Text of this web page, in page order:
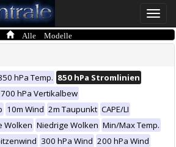
Toggle
Alle Modelle
hPa Temp. 850 hPa Stromlinien
700 hPa Vertikalbew
10m Wind 2m Taupunkt CAPE/LI
Wolken Niedrige Wolken Min/Max Temp.
300 hPa Wind 200 hPa Wind